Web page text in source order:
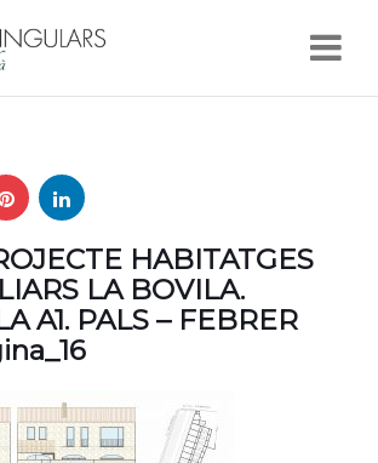
HABITATGES
LA BOVILA.
A1. PALS – FEBRER